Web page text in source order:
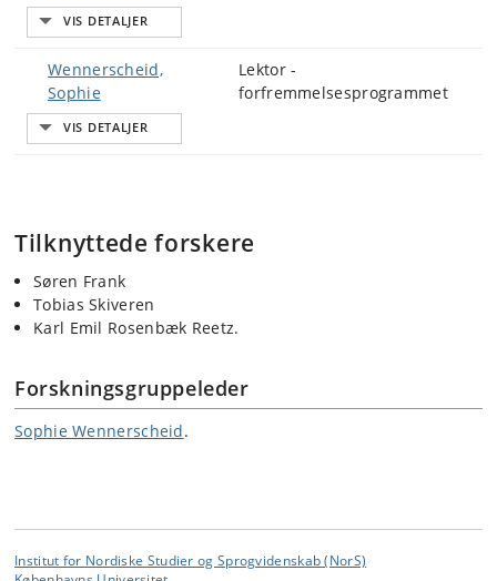
Wennerscheid,
Sophie
Lektor -
forfremmelsesprogrammet
Tilknyttede forskere
Søren Frank
Tobias Skiveren
Karl Emil Rosenbæk Reetz.
Forskningsgruppeleder
Sophie Wennerscheid.
Institut for Nordiske Studier og Sprogvidenskab (NorS)